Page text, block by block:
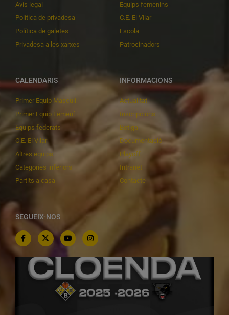
Avís legal
Política de privadesa
Política de galetes
Privadesa a les xarxes
Equips femenins
C.E. El Vilar
Escola
Patrocinadors
CALENDARIS
Primer Equip Masculí
Primer Equip Femení
Equips federats
C.E. El Vilar
Altres equips
Categories inferiors
Partits a casa
INFORMACIONS
Actualitat
Inscripcions
Botiga
Documentació
Playoff
Intranet
Contacte
SEGUEIX-NOS